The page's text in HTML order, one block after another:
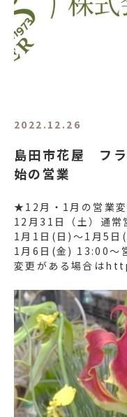
2022.12.26
島田市花屋 フ
始の営業
★12月・1月の営業変
12月31日（土）通常
1月1日(日)〜1月5日
1月6日(金) 13:00〜
変更がある場合